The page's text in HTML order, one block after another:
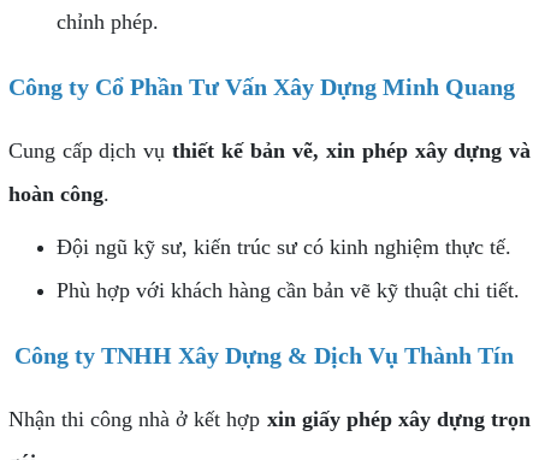
chỉnh phép.
Công ty Cổ Phần Tư Vấn Xây Dựng Minh Quang
Cung cấp dịch vụthiết kế bản vẽ, xin phép xây dựng và
hoàn công.
Đội ngũ kỹ sư, kiến trúc sư có kinh nghiệm thực tế.
Phù hợp với khách hàng cần bản vẽ kỹ thuật chi tiết.
Công ty TNHH Xây Dựng & Dịch Vụ Thành Tín
Nhận thi công nhà ở kết hợp xin giấy phép xây dựng trọn